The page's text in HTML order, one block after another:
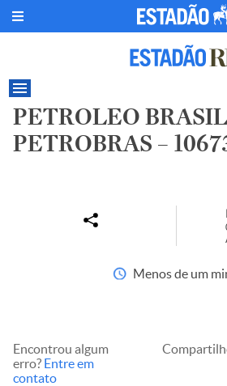
PETROLEO
PETROBRAS –
Menos de um
Encontrou algum
erro? Entre em
contato